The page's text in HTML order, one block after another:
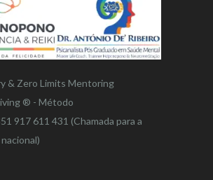
& Zero Limits Mentoring
® - Método
917 611 431 (Chamada para a